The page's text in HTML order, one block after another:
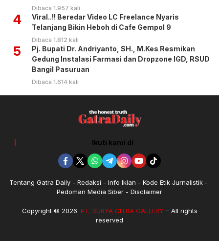
Dibaca 1.957 kali
4
Viral..!! Beredar Video LC Freelance Nyaris
Telanjang Bikin Heboh di Cafe Gempol 9
Dibaca 1.812 kali
5
Pj. Bupati Dr. Andriyanto, SH., M.Kes Resmikan
Gedung Instalasi Farmasi dan Dropzone IGD, RSUD
Bangil Pasuruan
Dibaca 1.614 kali
Ikuti kami di
Tentang Gatra Daily Redaksi Info Iklan
Kode Etik Jurnalistik
Pedoman Media Siber
Disclaimer
Copyright © 2026. PT. SURYA CITRA GALLERY– All rights
reserved